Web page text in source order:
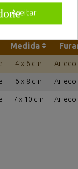
Medida
4 x 6 cm
6 x 8 cm
7 x 10 cm
Aceitar